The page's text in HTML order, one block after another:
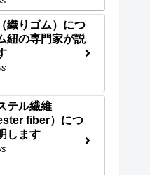
織りゴム）につ
紐の専門家が説
テル繊維
fiber）につ
します